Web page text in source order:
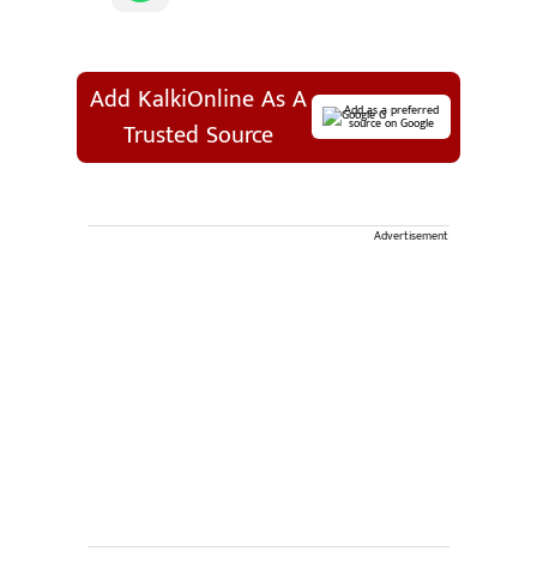
Add KalkiOnline As A
Trusted Source
Add as a preferred
source on Google
Advertisement